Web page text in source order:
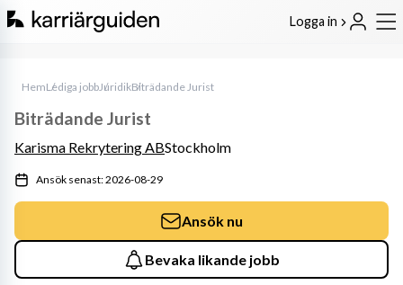
Logga in
HemLediga jobbJuridikBiträdande Jurist
Biträdande Jurist
Karisma Rekrytering ABStockholm
Ansök senast: 2026-08-29
Ansök nu
Bevaka likande jobb